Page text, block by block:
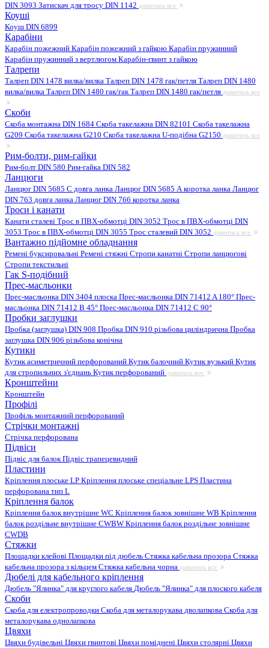
DIN 3093 Затискач для тросу DIN 1142 дивитись все
Коуші
Коуш DIN 6899
Карабіни
Карабін пожежний Карабін пожежний з гайкою Карабін пружинний
Карабін пружинний з вертлюгом Карабін-гвинт з гайкою
Талрепи
Талреп DIN 1478 вилка/вилка Талреп DIN 1478 гак/петля Талреп DIN 1480
вилка/вилка Талреп DIN 1480 гак/гакТалреп DIN 1480 гак/петля дивитись все
Скоби
Скоба монтажна DIN 1684 Скоба такелажна DIN 82101 Скоба такелажна
G209 Скоба такелажна G210 Скоба такелажна U-подібна G2150 дивитись все
Рим-болти, рим-гайки
Рим-болт DIN 580 Рим-гайка DIN 582
Ланцюги
Ланцюг DIN 5685 C довга ланка Ланцюг DIN 5685 А коротка ланка Ланцюг
DIN 763 довга ланка Ланцюг DIN 766 коротка ланка
Троси і канати
Канати сталеві Трос в ПВХ-обмотці DIN 3052 Трос в ПВХ-обмотці DIN
3053 Трос в ПВХ-обмотці DIN 3055 Трос сталевий DIN 3052 дивитись все
Вантажно підйомне обладнання
Ремені буксировальні Ремені стяжні Стропи канатні Стропи ланцюгові
Стропи текстильні
Гак S-подібний
Прес-масльонки
Прес-масльонка DIN 3404 плоска Прес-масльонка DIN 71412 A 180° Прес-
масльонка DIN 71412 B 45° Прес-масльонка DIN 71412 C 90°
Пробки заглушки
Пробка (заглушка) DIN 908 Пробка DIN 910 різьбова циліндрична Пробка
заглушка DIN 906 різьбова конічна
Кутики
Кутик асиметричний перфорований Кутик балочний Кутик вузький Кутик
для стропильних з'єднань Кутик перфорований дивитись все
Кронштейни
Кронштейн
Профілі
Профіль монтажний перфорований
Стрічки монтажні
Стрічка перфорована
Підвіси
Підвіс для балокПідвіс трапецевидний
Пластини
Кріплення плоське LP Кріплення плоське спеціальне LPS Пластина
перфорована тип L
Кріплення балок
Кріплення балок внутрішне WC Кріплення балок зовнішне WB Кріплення
балок роздільне внутрішне CWBW Кріплення балок роздільне зовнішне
CWDB
Стяжки
Площадки клейові Площадки під дюбель Стяжка кабельна прозора Стяжка
кабельна прозора з кільцем Стяжка кабельна чорна дивитись все
Дюбелі для кабельного кріплення
Дюбель "Ялинка" для круглого кабеля Дюбель "Ялинка" для плоского кабеля
Скоби
Скоба для електропроводки Скоба для металорукава дволапкова Скоба для
металорукава однолапкова
Цвяхи
Цвяхи будівельні Цвяхи гвинтові Цвяхи поміднені Цвяхи столярні Цвяхи